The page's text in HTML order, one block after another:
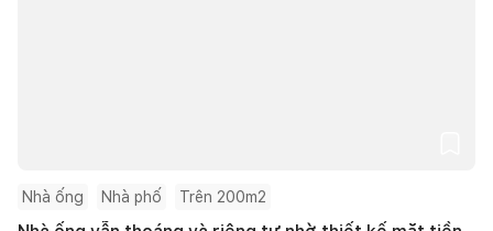
Nhà ống Nhà phố Trên 200m2